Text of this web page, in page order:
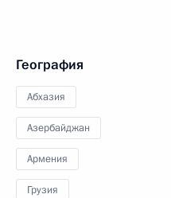
География
Абхазия
Азербайджан
Армения
Грузия